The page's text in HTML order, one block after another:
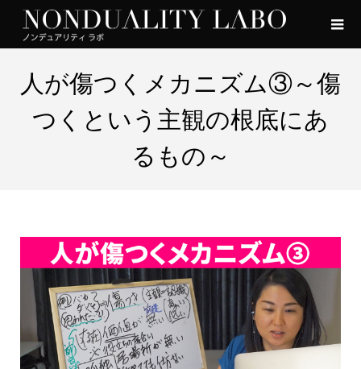
人が傷つくメカニズム③～傷
つくという主観の根底にあ
るもの～